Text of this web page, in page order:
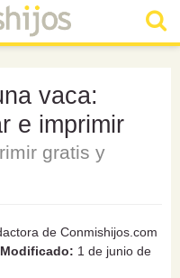
vaca:
e imprimir
gratis y
de Conmishijos.com
Modificado: 1 de junio de